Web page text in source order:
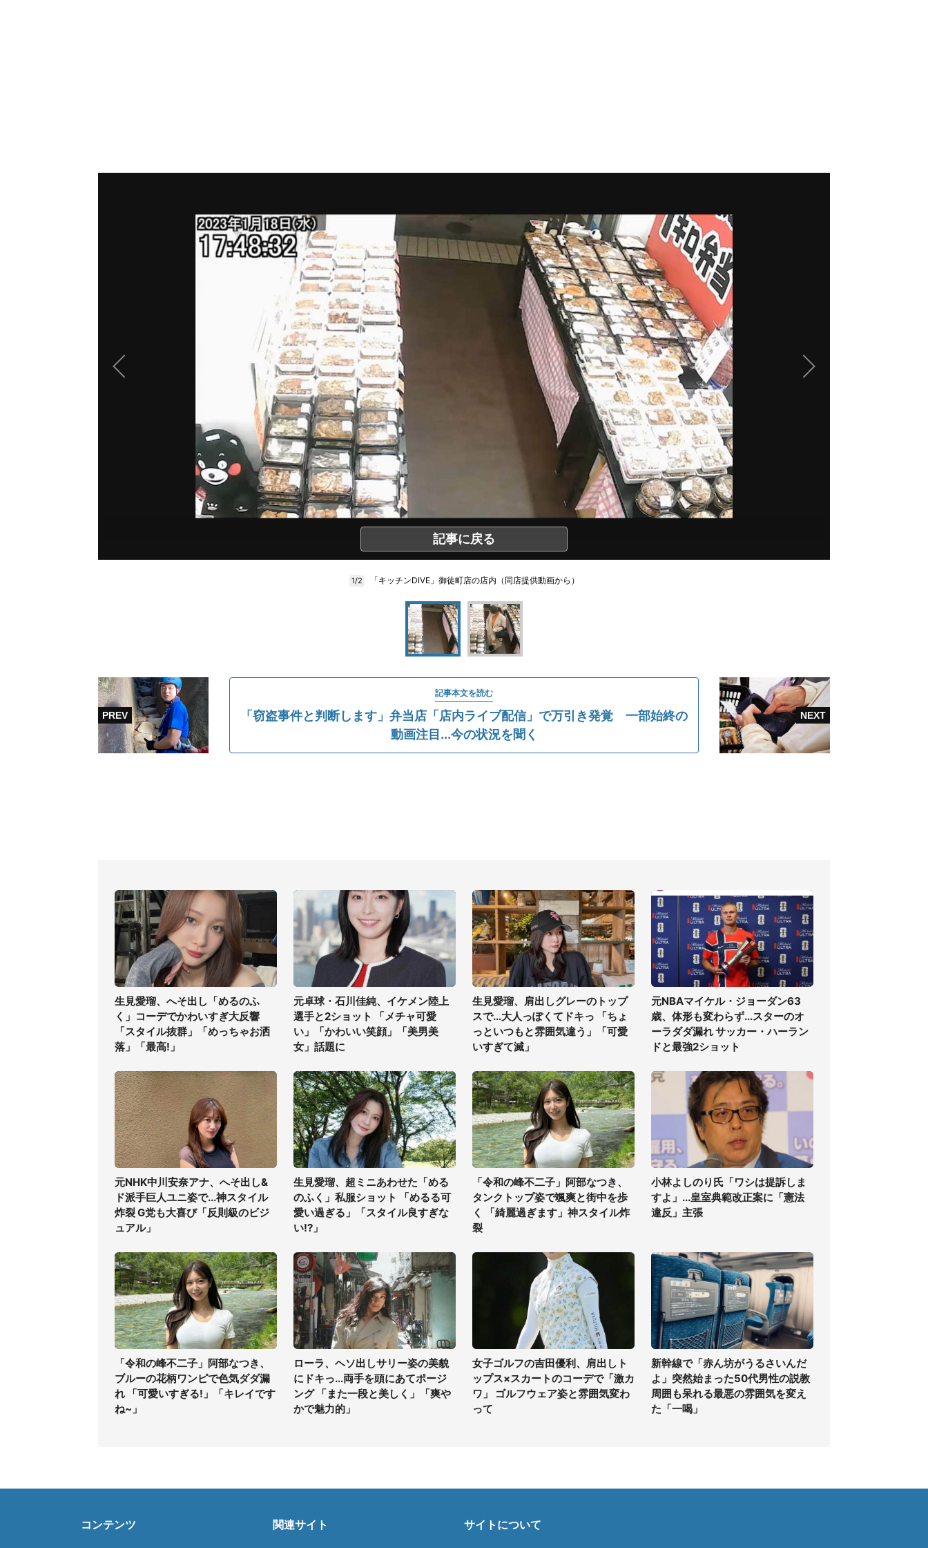
記事に戻る
1/2 「キッチンDIVE」御徒町店の店内（同店提供動画から）
記事本文を読む
「窃盗事件と判断します」弁当店「店内ライブ配信」で万引き発覚 一部始終の
動画注目...今の状況を聞く
生見愛瑠、へそ出し「めるのふ
く」コーデでかわいすぎ大反響
「スタイル抜群」「めっちゃお洒
落」「最高!」
元卓球・石川佳純、イケメン陸上
選手と2ショット 「メチャ可愛
い」「かわいい笑顔」「美男美
女」話題に
生見愛瑠、肩出しグレーのトップ
スで...大人っぽくてドキっ 「ちょ
っといつもと雰囲気違う」「可愛
いすぎて滅」
元NBAマイケル・ジョーダン63
歳、体形も変わらず...スターのオ
ーラダダ漏れ サッカー・ハーラン
ドと最強2ショット
元NHK中川安奈アナ、へそ出し&
ド派手巨人ユニ姿で...神スタイル
炸裂 G党も大喜び「反則級のビジ
ュアル」
生見愛瑠、超ミニあわせた「める
のふく」私服ショット 「めるる可
愛い過ぎる」「スタイル良すぎな
い!?」
「令和の峰不二子」阿部なつき、
タンクトップ姿で颯爽と街中を歩
く 「綺麗過ぎます」神スタイル炸
裂
小林よしのり氏「ワシは提訴しま
すよ」...皇室典範改正案に「憲法
違反」主張
「令和の峰不二子」阿部なつき、
ブルーの花柄ワンピで色気ダダ漏
れ 「可愛いすぎる!」「キレイです
ね~」
ローラ、ヘソ出しサリー姿の美貌
にドキっ...両手を頭にあてポージ
ング 「また一段と美しく」「爽や
かで魅力的」
女子ゴルフの吉田優利、肩出しト
ップス×スカートのコーデで「激カ
ワ」 ゴルフウェア姿と雰囲気変わ
って
新幹線で「赤ん坊がうるさいんだ
よ」突然始まった50代男性の説教
周囲も呆れる最悪の雰囲気を変え
た「一喝」
コンテンツ 関連サイト サイトについて